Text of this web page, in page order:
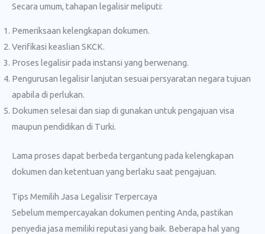
Secara umum, tahapan legalisir meliputi:
Pemeriksaan kelengkapan dokumen.
Verifikasi keaslian SKCK.
Proses legalisir pada instansi yang berwenang.
Pengurusan legalisir lanjutan sesuai persyaratan negara tujuan
apabila di perlukan.
Dokumen selesai dan siap di gunakan untuk pengajuan visa
maupun pendidikan di Turki.
Lama proses dapat berbeda tergantung pada kelengkapan
dokumen dan ketentuan yang berlaku saat pengajuan.
Tips Memilih Jasa Legalisir Terpercaya
Sebelum mempercayakan dokumen penting Anda, pastikan
penyedia jasa memiliki reputasi yang baik. Beberapa hal yang